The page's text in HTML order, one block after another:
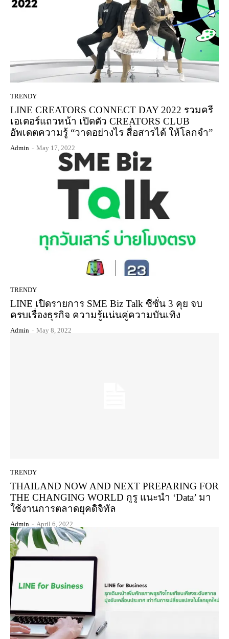
TRENDY
LINE CREATORS CONNECT DAY 2022 รวมครี
เอเตอร์แถวหน้า เปิดตัว CREATORS CLUB
อัพเดตความรู้ “วาดอย่างไร สื่อสารได้ ให้โลกจำ”
Admin - May 17, 2022
TRENDY
LINE เปิดรายการ SME Biz Talk ซีซั่น 3 คุย จบ
ครบเรื่องธุรกิจ ความรู้แน่นคู่ความบันเทิง
Admin - May 8, 2022
TRENDY
THAILAND NOW AND NEXT PREPARING FOR
THE CHANGING WORLD กูรู แนะนำ ‘Data’ มา
ใช้งานการตลาดยุคดิจิทัล
Admin - April 6, 2022